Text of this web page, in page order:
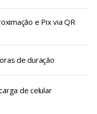
e Pix via QR
de duração
de celular